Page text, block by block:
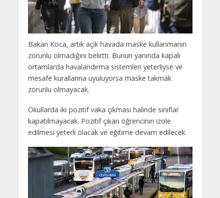
Bakan Koca, artık açık havada maske kullanmanın
zorunlu olmadığını belirtti. Bunun yanında kapalı
ortamlarda havalandırma sistemleri yeterliyse ve
mesafe kurallarına uyuluyorsa maske takmak
zorunlu olmayacak.
Okullarda iki pozitif vaka çıkması halinde sınıflar
kapatılmayacak. Pozitif çıkan öğrencinin izole
edilmesi yeterli olacak ve eğitime devam edilecek.